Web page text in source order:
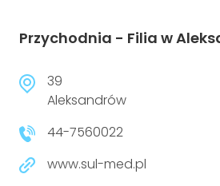
Przychodnia - Filia w
39
Aleksandrów
44-7560022
www.sul-med.pl